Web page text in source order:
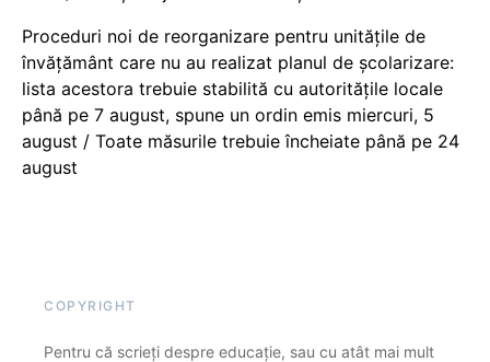
Proceduri noi de reorganizare pentru unitățile de
învățământ care nu au realizat planul de școlarizare:
lista acestora trebuie stabilită cu autoritățile locale
până pe 7 august, spune un ordin emis miercuri, 5
august / Toate măsurile trebuie încheiate până pe 24
august
COPYRIGHT
Pentru că scrieți despre educație, sau cu atât mai mult